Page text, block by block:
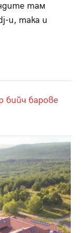
там
и, така и
бийч барове